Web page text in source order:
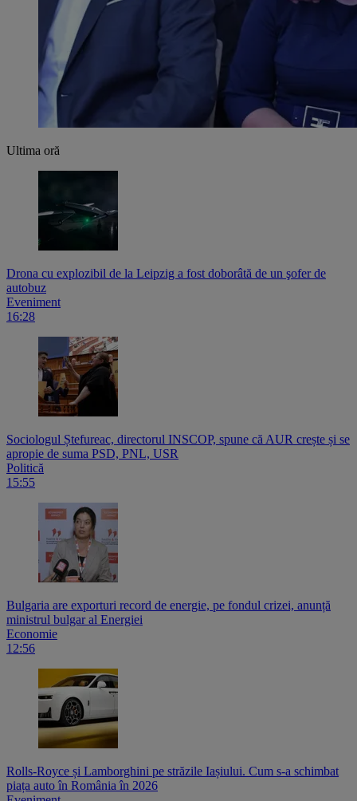
Ultima oră
Drona cu explozibil de la Leipzig a fost doborâtă de un şofer de
autobuz
Eveniment
16:28
Sociologul Ștefureac, directorul INSCOP, spune că AUR crește și se
apropie de suma PSD, PNL, USR
Politică
15:55
Bulgaria are exporturi record de energie, pe fondul crizei, anunță
ministrul bulgar al Energiei
Economie
12:56
Rolls-Royce și Lamborghini pe străzile Iașiului. Cum s-a schimbat
piața auto în România în 2026